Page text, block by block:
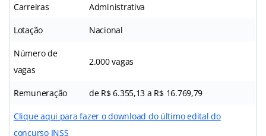
Carreiras Administrativa
Lotação Nacional
Número de
vagas
2.000 vagas
Remuneração de R$ 6.355,13 a R$ 16.769,79
Clique aqui para fazer o download do último edital do
concurso INSS